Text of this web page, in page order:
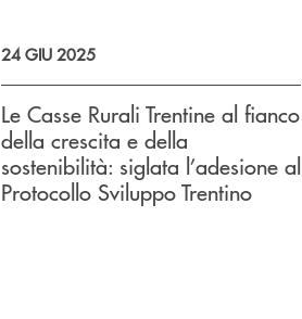
24 GIU 2025
Le Casse Rurali Trentine al fianco
della crescita e della
sostenibilità: siglata l’adesione al
Protocollo Sviluppo Trentino